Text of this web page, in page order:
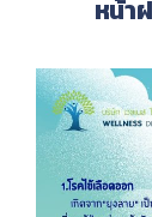
หน้า